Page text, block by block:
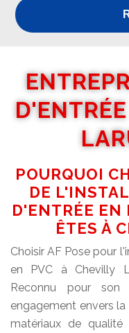
POURQUOI
DE
D'ENTRÉE EN
ÊTES À
Choisir AF Pose pour
en PVC à Chevilly
Reconnu pour
engagement envers
matériaux de